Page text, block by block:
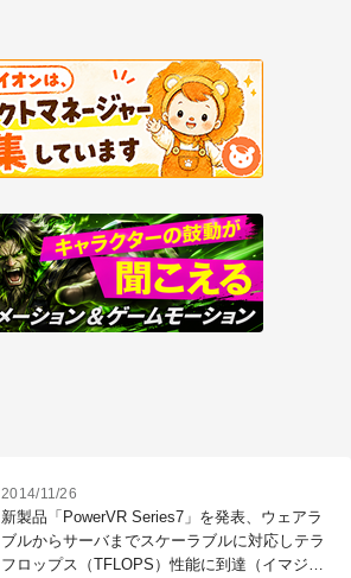
2014/11/26
新製品「PowerVR Series7」を発表、ウェアラ
ブルからサーバまでスケーラブルに対応しテラ
フロップス（TFLOPS）性能に到達（イマジネ